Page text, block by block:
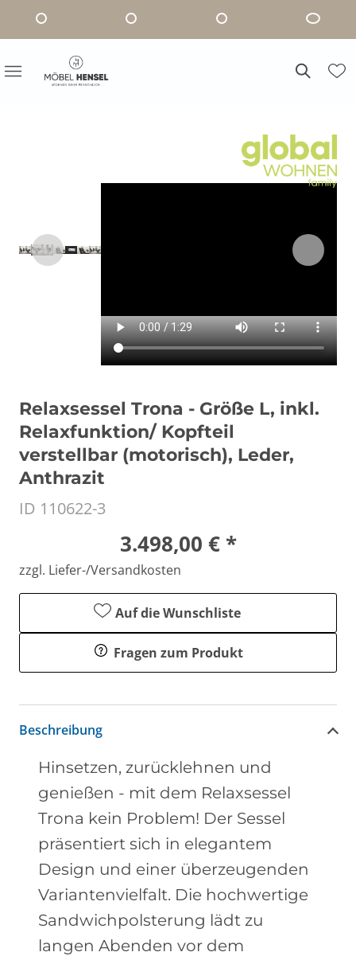
Relaxsessel Trona - Größe L, inkl.
Relaxfunktion/ Kopfteil
verstellbar (motorisch), Leder,
Anthrazit
ID 110622-3
3.498,00 € *
zzgl. Liefer-/Versandkosten
Auf die Wunschliste
Fragen zum Produkt
Beschreibung
Hinsetzen, zurücklehnen und
genießen - mit dem Relaxsessel
Trona kein Problem! Der Sessel
präsentiert sich in elegantem
Design und einer überzeugenden
Variantenvielfalt. Die hochwertige
Sandwichpolsterung lädt zu
langen Abenden vor dem